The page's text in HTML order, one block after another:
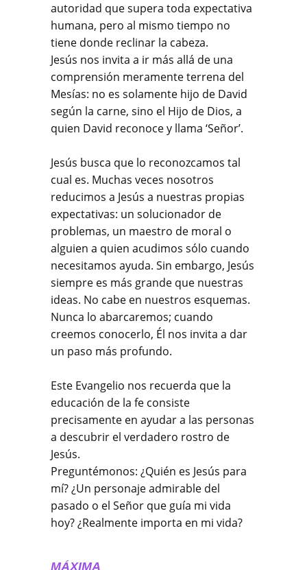
autoridad que supera toda expectativa
humana, pero al mismo tiempo no
tiene donde reclinar la cabeza.
Jesús nos invita a ir más allá de una
comprensión meramente terrena del
Mesías: no es solamente hijo de David
según la carne, sino el Hijo de Dios, a
quien David reconoce y llama ‘Señor’.
Jesús busca que lo reconozcamos tal
cual es. Muchas veces nosotros
reducimos a Jesús a nuestras propias
expectativas: un solucionador de
problemas, un maestro de moral o
alguien a quien acudimos sólo cuando
necesitamos ayuda. Sin embargo, Jesús
siempre es más grande que nuestras
ideas. No cabe en nuestros esquemas.
Nunca lo abarcaremos; cuando
creemos conocerlo, Él nos invita a dar
un paso más profundo.
Este Evangelio nos recuerda que la
educación de la fe consiste
precisamente en ayudar a las personas
a descubrir el verdadero rostro de
Jesús.
Preguntémonos: ¿Quién es Jesús para
mí? ¿Un personaje admirable del
pasado o el Señor que guía mi vida
hoy? ¿Realmente importa en mi vida?
MÁXIMA